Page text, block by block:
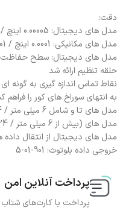
دقت:
مدل های دیجیتال: 0.00005 اینچ / 0.001 میلی متر
مدل های مکانیکی: 0.0001 اینچ / 0.001 میلی متر
مدل های دیجیتال: سطح حفاظت IP65
حلقه تنظیم ارائه شد
نقاط تماس اندازه گیری به گونه
به انتهای سوراخ های کور را فراهم
مدل های (بیش از 6 میلی متر / 0.24 اینچ) با سه نقطه اندازه گیری
مدل های دیجیتال از انتقال
خروجی داده بلوتوث: 901-01-5
پرداخت آنلاین امن
پرداخت با کارت‌های شتاب